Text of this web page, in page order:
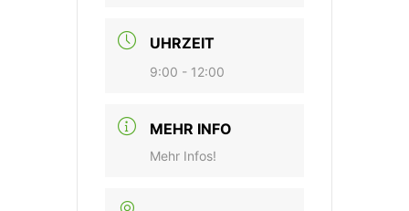
UHRZEIT
9:00 - 12:00
MEHR INFO
Mehr Infos!